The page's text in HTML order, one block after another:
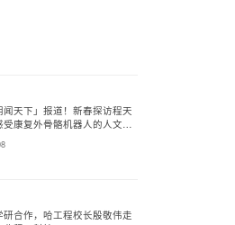
闻天下」报道！新春探访程天
康复外骨骼机器人的人文温
研合作，哈工程校长殷敬伟走